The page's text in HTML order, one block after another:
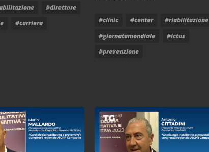
#direttore
#carriera
#clinic #center
#riabilitazione
#giornatamondiale
#ictus
#prevenzione